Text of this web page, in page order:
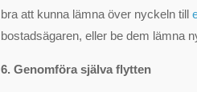
bra att kunna lämna över nyckeln till
bostadsägaren, eller be dem lämna
6. Genomföra själva flytten